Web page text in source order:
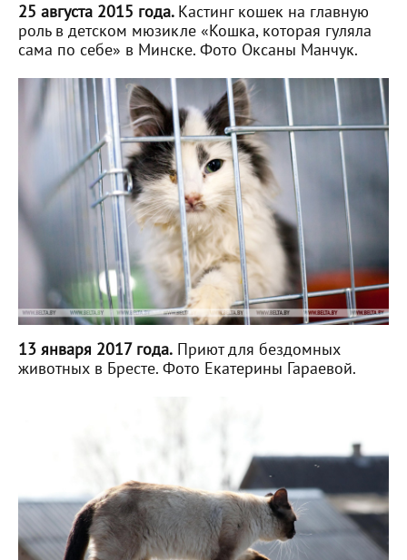
25 августа 2015 года. Кастинг кошек на главную
роль в детском мюзикле «Кошка, которая гуляла
сама по себе» в Минске. Фото Оксаны Манчук.
13 января 2017 года. Приют для бездомных
животных в Бресте. Фото Екатерины Гараевой.